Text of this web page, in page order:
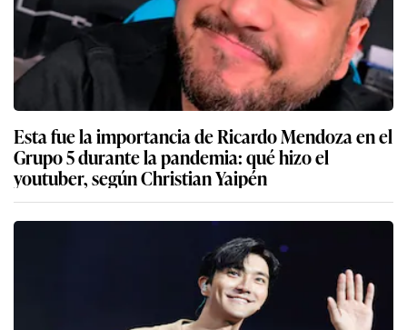
Esta fue la importancia de Ricardo Mendoza en el
Grupo 5 durante la pandemia: qué hizo el
youtuber, según Christian Yaipén